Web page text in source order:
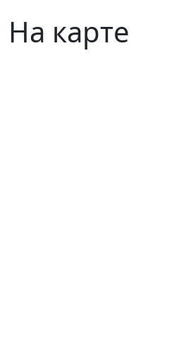
На карте